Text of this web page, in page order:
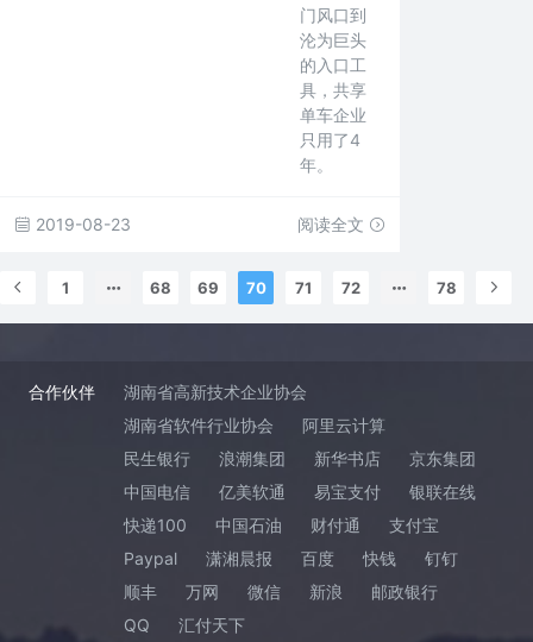
门风口到
沦为巨头
的入口工
具，共享
单车企业
只用了4
年。
2019-08-23 阅读全文
1 68 69 70 71 72 78
合作伙伴
湖南省高新技术企业协会
湖南省软件行业协会
阿里云计算
民生银行
浪潮集团 新华书店
京东集团
中国电信
亿美软通 易宝支付
银联在线
快递100
中国石油 财付通
支付宝
Paypal
潇湘晨报 百度 快钱
钉钉
顺丰
万网 微信 新浪
邮政银行
QQ
汇付天下